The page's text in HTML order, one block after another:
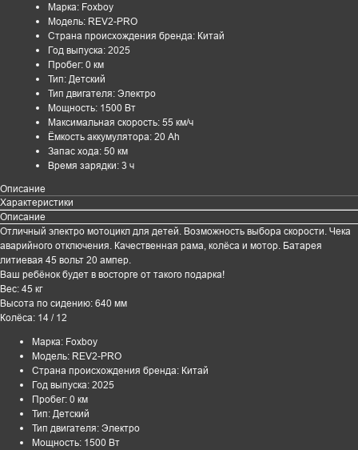
Марка: Foxboy
Модель: REV2-PRO
Страна происхождения бренда: Китай
Год выпуска: 2025
Пробег: 0 км
Тип: Детский
Тип двигателя: Электро
Мощность: 1500 Вт
Максимальная скорость: 55 км/ч
Ёмкость аккумулятора: 20 Ah
Запас хода: 50 км
Время зарядки: 3 ч
Описание
Характеристики
Описание
Отличный электро мотоцикл для детей. Возможность выбора скорости. Чека
аварийного отключения. Качественная рама, колёса и мотор. Батарея
литиевая 45 вольт 20 ампер.
Ваш ребёнок будет в восторге от такого подарка!
Вес: 45 кг
Высота по сидению: 640 мм
Колёса: 14 / 12
Марка: Foxboy
Модель: REV2-PRO
Страна происхождения бренда: Китай
Год выпуска: 2025
Пробег: 0 км
Тип: Детский
Тип двигателя: Электро
Мощность: 1500 Вт